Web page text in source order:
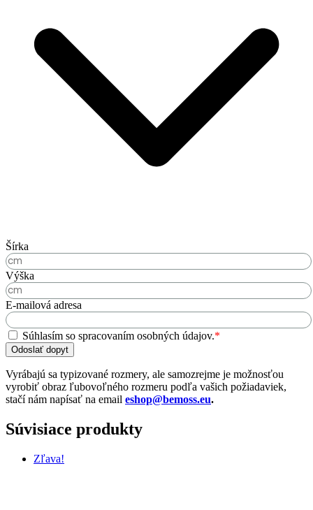
Šírka
Výška
E-mailová adresa
Súhlasím so spracovaním osobných údajov.*
Odoslať dopyt
Vyrábajú sa typizované rozmery, ale samozrejme je možnosťou
vyrobiť obraz ľubovoľného rozmeru podľa vašich požiadaviek,
stačí nám napísať na email eshop@bemoss.eu.
Súvisiace produkty
Zľava!